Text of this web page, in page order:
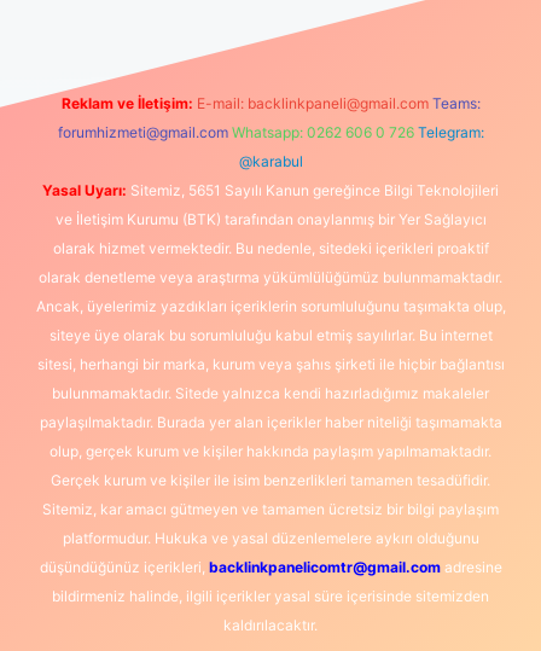
Reklam ve İletişim: E-mail: backlinkpaneli@gmail.com Teams:
forumhizmeti@gmail.com Whatsapp: 0262 606 0 726 Telegram:
@karabul
Yasal Uyarı: Sitemiz, 5651 Sayılı Kanun gereğince Bilgi Teknolojileri
ve İletişim Kurumu (BTK) tarafından onaylanmış bir Yer Sağlayıcı
olarak hizmet vermektedir. Bu nedenle, sitedeki içerikleri proaktif
olarak denetleme veya araştırma yükümlülüğümüz bulunmamaktadır.
Ancak, üyelerimiz yazdıkları içeriklerin sorumluluğunu taşımakta olup,
siteye üye olarak bu sorumluluğu kabul etmiş sayılırlar. Bu internet
sitesi, herhangi bir marka, kurum veya şahıs şirketi ile hiçbir bağlantısı
bulunmamaktadır. Sitede yalnızca kendi hazırladığımız makaleler
paylaşılmaktadır. Burada yer alan içerikler haber niteliği taşımamakta
olup, gerçek kurum ve kişiler hakkında paylaşım yapılmamaktadır.
Gerçek kurum ve kişiler ile isim benzerlikleri tamamen tesadüfidir.
Sitemiz, kar amacı gütmeyen ve tamamen ücretsiz bir bilgi paylaşım
platformudur. Hukuka ve yasal düzenlemelere aykırı olduğunu
düşündüğünüz içerikleri, backlinkpanelicomtr@gmail.comadresine
bildirmeniz halinde, ilgili içerikler yasal süre içerisinde sitemizden
kaldırılacaktır.